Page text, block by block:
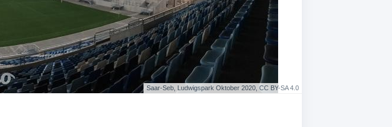
Saar-Seb, Ludwigspark Oktober 2020, CC BY-SA 4.0